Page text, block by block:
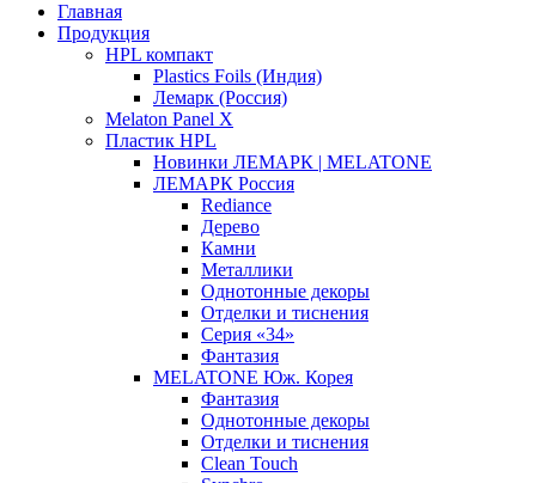
Главная
Продукция
HPL компакт
Plastics Foils (Индия)
Лемарк (Россия)
Melaton Panel X
Пластик HPL
Новинки ЛЕМАРК | MELATONE
ЛЕМАРК Россия
Rediance
Дерево
Камни
Металлики
Однотонные декоры
Отделки и тиснения
Серия «34»
Фантазия
MELATONE Юж. Корея
Фантазия
Однотонные декоры
Отделки и тиснения
Clean Touch